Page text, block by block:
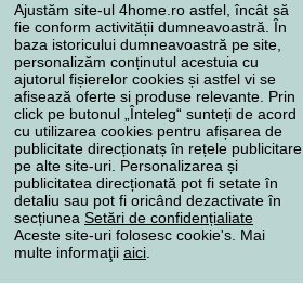
Ajustăm site-ul 4home.ro astfel, încât să
fie conform activității dumneavoastră. În
baza istoricului dumneavoastră pe site,
personalizăm conținutul acestuia cu
ajutorul fișierelor cookies și astfel vi se
afisează oferte si produse relevante. Prin
click pe butonul „Înteleg“ sunteți de acord
cu utilizarea cookies pentru afișarea de
publicitate direcționatș în rețele publicitare
pe alte site-uri. Personalizarea și
publicitatea direcționată pot fi setate în
detaliu sau pot fi oricând dezactivate în
secțiunea Setări de confidențialiate
Aceste site-uri folosesc cookie's. Mai
multe informaţii aici
Reclamaţii
Retragere de la contract
Regulile de procesare a recenziilor
Metode de transport
Metode de plată